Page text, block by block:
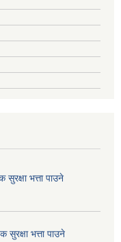
भत्ता पाउने
भत्ता पाउने